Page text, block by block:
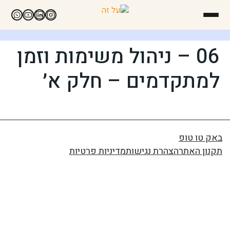
06 – ניהול משימות וזמן
למתקדמים – חלק א׳
באק טו טופ
תקנון האתרהצהרת נגישותמדיניות פרטיות